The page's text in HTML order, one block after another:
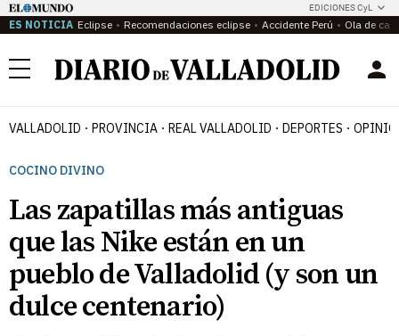
EDICIONES CyL
ES NOTICIA Eclipse Recomendaciones eclipse Accidente Perú Ola de
Menú
VALLADOLID PROVINCIA REAL VALLADOLID DEPORTES
COCINO DIVINO
Las zapatillas más antiguas
que las Nike están en un
pueblo de Valladolid (y son un
dulce centenario)